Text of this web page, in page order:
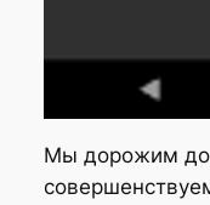
Мы дорожим